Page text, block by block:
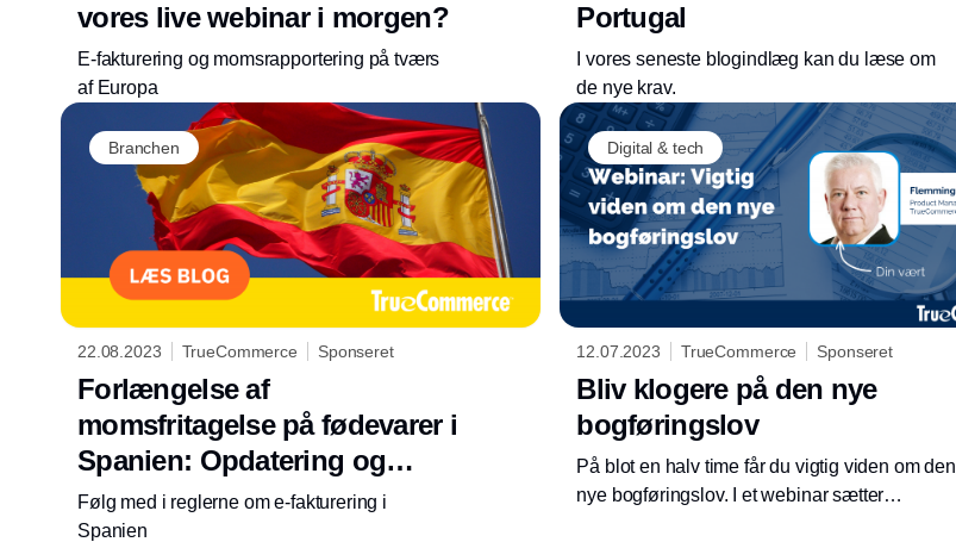
vores live webinar i morgen?
E-fakturering og momsrapportering på tværs
af Europa
Portugal
I vores seneste blogindlæg kan du læse om
de nye krav.
Annonce
Branchen
22.08.2023 TrueCommerce Sponseret
Forlængelse af
momsfritagelse på fødevarer i
Spanien: Opdatering og
datoer
Følg med i reglerne om e-fakturering i
Spanien
Digital & tech
12.07.2023 TrueCommerce Sponseret
Bliv klogere på den nye
bogføringslov
På blot en halv time får du vigtig viden om den
nye bogføringslov. I et webinar sætter